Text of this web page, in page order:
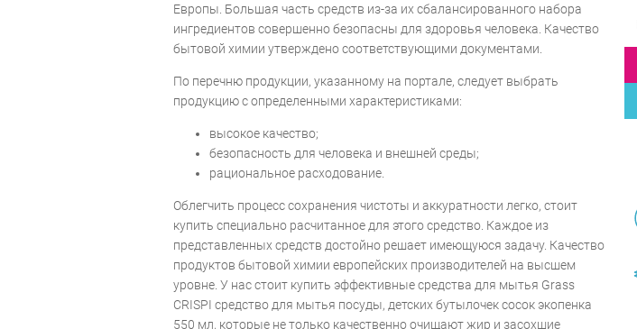
Европы. Большая часть средств из-за их сбалансированного набора
ингредиентов совершенно безопасны для здоровья человека. Качество
бытовой химии утверждено соответствующими документами.
По перечню продукции, указанному на портале, следует выбрать
продукцию с определенными характеристиками:
высокое качество;
безопасность для человека и внешней среды;
рациональное расходование.
Облегчить процесс сохранения чистоты и аккуратности легко, стоит
купить специально расчитанное для этого средство. Каждое из
представленных средств достойно решает имеющуюся задачу. Качество
продуктов бытовой химии европейских производителей на высшем
уровне. У нас стоит купить эффективные средства для мытья Grass
CRISPI средство для мытья посуды, детских бутылочек сосок экопенка
550 мл, которые не только качественно очищают жир и засохшие